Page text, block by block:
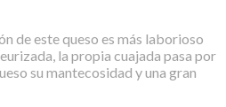
de este queso es más laborioso
la propia cuajada pasa por
su mantecosidad y una gran